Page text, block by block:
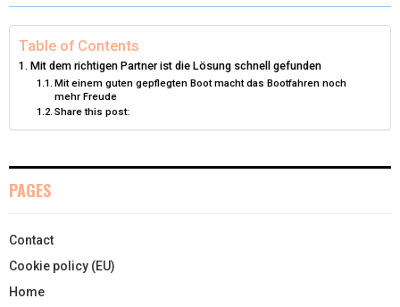
T
T
E
R
O
K
R
S
D
N
Table of Contents
Mit dem richtigen Partner ist die Lösung schnell gefunden
Mit einem guten gepflegten Boot macht das Bootfahren noch
mehr Freude
Share this post:
PAGES
Contact
Cookie policy (EU)
Home